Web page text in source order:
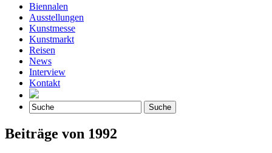
Biennalen
Ausstellungen
Kunstmesse
Kunstmarkt
Reisen
News
Interview
Kontakt
Beiträge von 1992